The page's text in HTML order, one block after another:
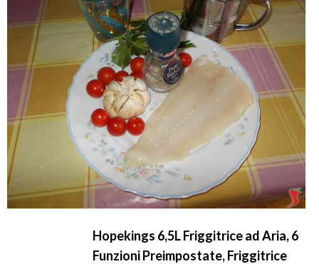
Hopekings 6,5L Friggitrice ad Aria, 6
Funzioni Preimpostate, Friggitrice